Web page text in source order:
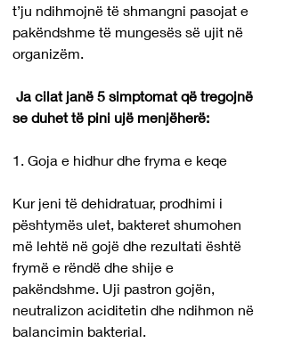
t’ju ndihmojnë të shmangni pasojat e
pakëndshme të mungesës së ujit në
organizëm.
Ja cilat janë 5 simptomat që tregojnë
se duhet të pini ujë menjëherë:
1. Goja e hidhur dhe fryma e keqe
Kur jeni të dehidratuar, prodhimi i
pështymës ulet, bakteret shumohen
më lehtë në gojë dhe rezultati është
frymë e rëndë dhe shije e
pakëndshme. Uji pastron gojën,
neutralizon aciditetin dhe ndihmon në
balancimin bakterial.